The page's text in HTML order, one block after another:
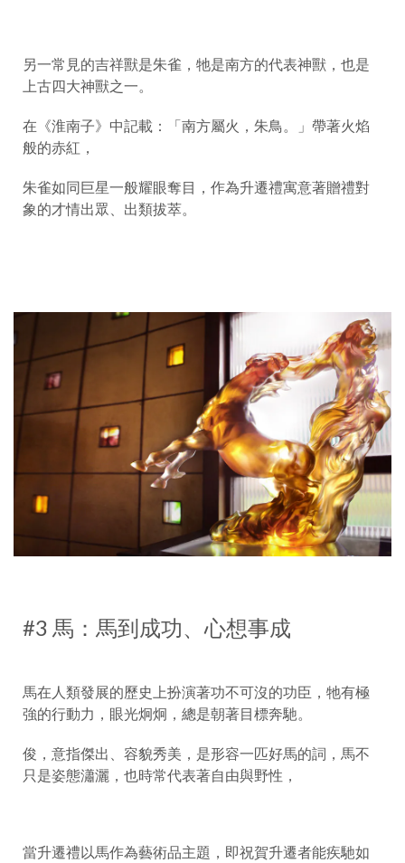
另一常見的吉祥獸是朱雀，牠是南方的代表神獸，也是
上古四大神獸之一。
在《淮南子》中記載：「南方屬火，朱鳥。」帶著火焰
般的赤紅，
朱雀如同巨星一般耀眼奪目，作為升遷禮寓意著贈禮對
象的才情出眾、出類拔萃。
#3 馬：馬到成功、心想事成
馬在人類發展的歷史上扮演著功不可沒的功臣，牠有極
強的行動力，眼光炯炯，總是朝著目標奔馳。
俊，意指傑出、容貌秀美，是形容一匹好馬的詞，馬不
只是姿態瀟灑，也時常代表著自由與野性，
當升遷禮以馬作為藝術品主題，即祝賀升遷者能疾馳如